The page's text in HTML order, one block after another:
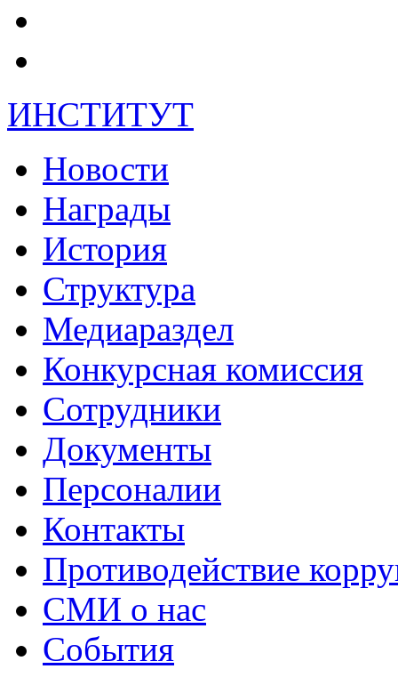
ИНСТИТУТ
Новости
Награды
История
Структура
Медиараздел
Конкурсная комиссия
Сотрудники
Документы
Персоналии
Контакты
Противодействие
СМИ о нас
События